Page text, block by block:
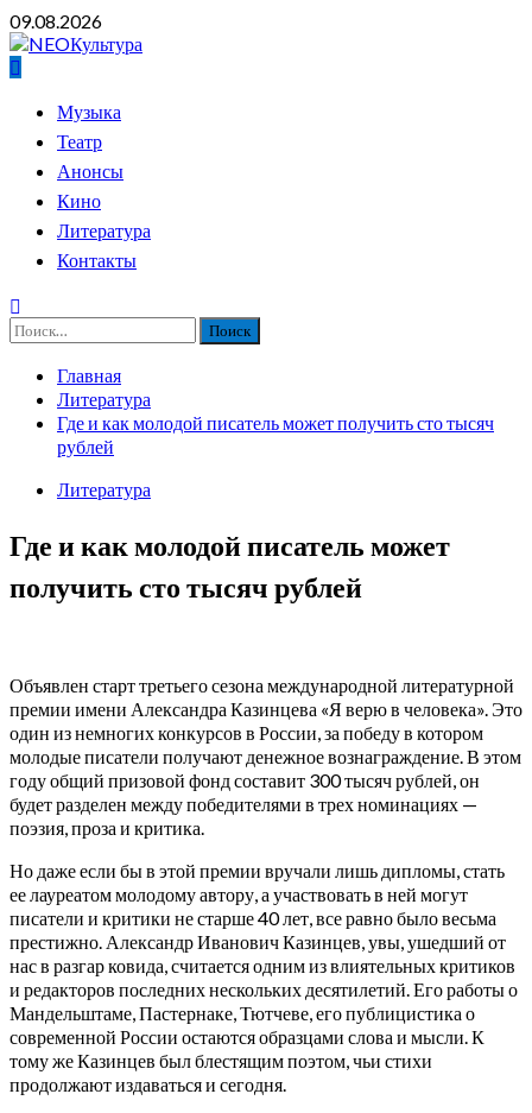
Перейти
к
содержимому
09.08.2026
ОсновноеМузыка
Театр
Анонсы
Кино
Литература
Контакты
Найти:
Главная
Литература
Где и как молодой писатель может получить сто тысяч
рублей
Литература
Где и как молодой писатель может
получить сто тысяч рублей
Объявлен старт третьего сезона международной литературной
премии имени Александра Казинцева «Я верю в человека». Это
один из немногих конкурсов в России, за победу в котором
молодые писатели получают денежное вознаграждение. В этом
году общий призовой фонд составит 300 тысяч рублей, он
будет разделен между победителями в трех номинациях —
поэзия, проза и критика.
Но даже если бы в этой премии вручали лишь дипломы, стать
ее лауреатом молодому автору, а участвовать в ней могут
писатели и критики не старше 40 лет, все равно было весьма
престижно. Александр Иванович Казинцев, увы, ушедший от
нас в разгар ковида, считается одним из влиятельных критиков
и редакторов последних нескольких десятилетий. Его работы о
Мандельштаме, Пастернаке, Тютчеве, его публицистика о
современной России остаются образцами слова и мысли. К
тому же Казинцев был блестящим поэтом, чьи стихи
продолжают издаваться и сегодня.